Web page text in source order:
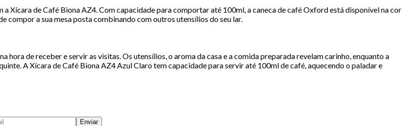
Xícara de Café Biona AZ4. Com capacidade para comportar até 100ml, a caneca de café Oxford está disponível na cor
compor a sua mesa posta combinando com outros utensílios do seu lar.
hora de receber e servir as visitas. Os utensílios, o aroma da casa e a comida preparada revelam carinho, enquanto a
A Xícara de Café Biona AZ4 Azul Claro tem capacidade para servir até 100ml de café, aquecendo o paladar e
Enviar